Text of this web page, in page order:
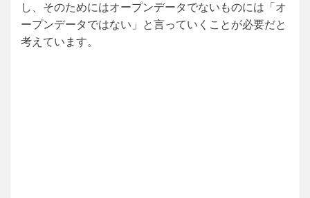
し、そのためにはオープンデータでないものには「オ
ープンデータではない」と言っていくことが必要だと
考えています。